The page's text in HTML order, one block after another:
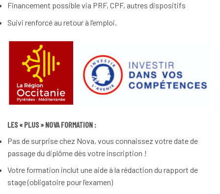
Financement possible via PRF, CPF, autres dispositifs
Suivi renforcé au retour à l’emploi.
LES « PLUS » NOVA FORMATION :
Pas de surprise chez Nova, vous connaissez votre date de
passage du diplôme dès votre inscription !
Votre formation inclut une aide à la rédaction du rapport de
stage (obligatoire pour l’examen)